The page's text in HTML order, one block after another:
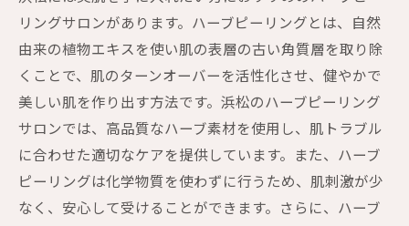
リングサロンがあります。ハーブピーリングとは、自然
由来の植物エキスを使い肌の表層の古い角質層を取り除
くことで、肌のターンオーバーを活性化させ、健やかで
美しい肌を作り出す方法です。浜松のハーブピーリング
サロンでは、高品質なハーブ素材を使用し、肌トラブル
に合わせた適切なケアを提供しています。また、ハーブ
ピーリングは化学物質を使わずに行うため、肌刺激が少
なく、安心して受けることができます。さらに、ハーブ